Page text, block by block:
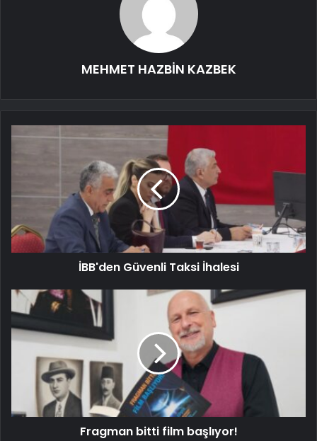
MEHMET HAZBİN KAZBEK
İBB'den Güvenli Taksi İhalesi
Fragman bitti film başlıyor!